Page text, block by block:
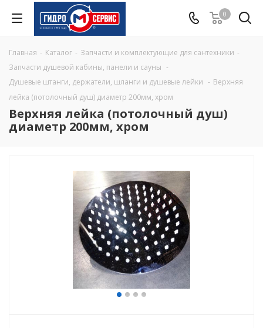
0
Главная - Каталог - Запчасти и комплектующие для сантехники -
Запчасти душевой кабины, панели и сауны -
Душевые штанги, держатели, шланги и душевые лейки - Верхняя
лейка (потолочный душ) диаметр 200мм, хром
Верхняя лейка (потолочный душ)
диаметр 200мм, хром